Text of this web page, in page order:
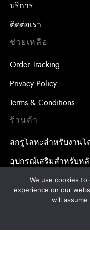
บริการ
ติดต่อเรา
ช่วยเหลือ
Order Tracking
Privacy Policy
Terms & Conditions
ร้านค้า
สกรูโลหะสำหรับงาน
อุปกรณ์เสริมสำหรับห
น้ำยาเคมีสำหรับงาน
น้ำยาเคมีสำหรับงาน
พุกสำหรับงานก่อสร้า
We use cookies
experience on our
will